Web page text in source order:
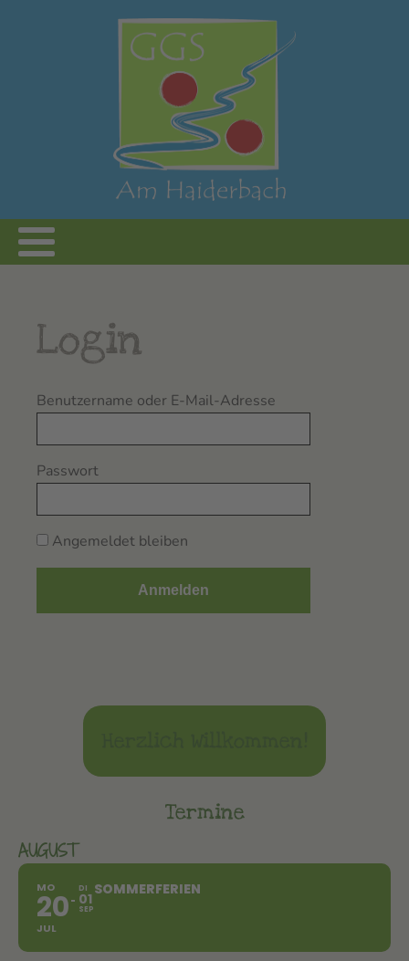
Login
Benutzername oder E-Mail-Adresse
Passwort
Angemeldet bleiben
Termine
AUGUST
MO
20
JUL
DI
01
SEP
SOMMERFERIEN